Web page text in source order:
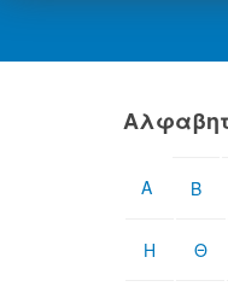
Α Β
Η Θ